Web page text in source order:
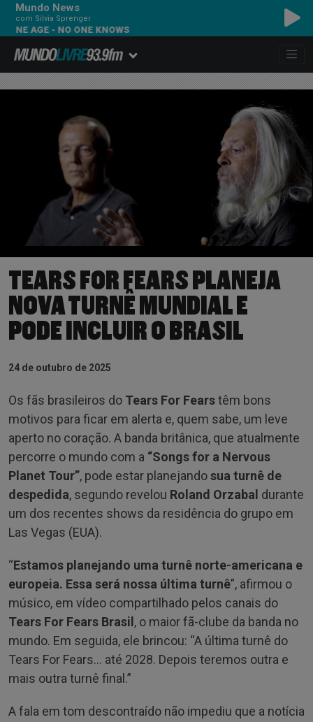
Mundo News
com Silvia Sprenger
- NO ONE KNOWS
TEARS FOR FEARS PLANEJA
NOVA TURNÊ MUNDIAL E
PODE INCLUIR O BRASIL
24 de outubro de 2025
Os fãs brasileiros do Tears For Fearstêm bons
motivos para ficar em alerta e, quem sabe, um leve
aperto no coração. A banda britânica, que atualmente
percorre o mundo com a “Songs for a Nervous
Planet Tour”, pode estar planejandosua turnê de
despedida, segundo revelou Roland Orzabal durante
um dos recentes shows da residência do grupo em
Las Vegas (EUA).
“Estamos planejando uma turnê norte-americana e
europeia. Essa será nossa última turnê”, afirmou o
músico, em vídeo compartilhado pelos canais do
Tears For Fears Brasil, o maior fã-clube da banda no
mundo. Em seguida, ele brincou: “A última turnê do
Tears For Fears… até 2028. Depois teremos outra e
mais outra turnê final.”
A fala em tom descontraído não impediu que a notícia